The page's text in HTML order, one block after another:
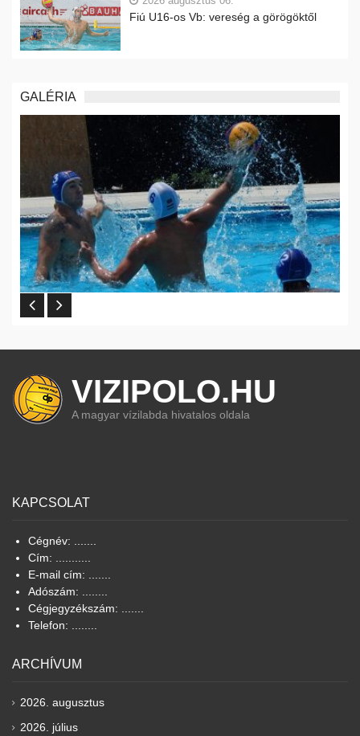
Fiú U16-os Vb: vereség a görögöktől
GALÉRIA
VIZIPOLO.HU
A magyar vízilabda hivatalos oldala
KAPCSOLAT
Cégnév: .......
Cím: ...........
E-mail cím: .......
Adószám: ........
Cégjegyzékszám: .......
Telefon: ........
ARCHÍVUM
2026. augusztus
2026. július